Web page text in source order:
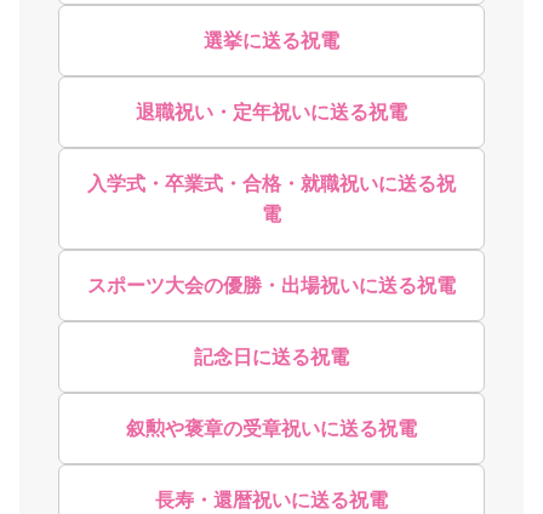
選挙に送る祝電
退職祝い・定年祝いに送る祝電
入学式・卒業式・合格・就職祝いに送る祝
電
スポーツ大会の優勝・出場祝いに送る祝電
記念日に送る祝電
叙勲や褒章の受章祝いに送る祝電
長寿・還暦祝いに送る祝電